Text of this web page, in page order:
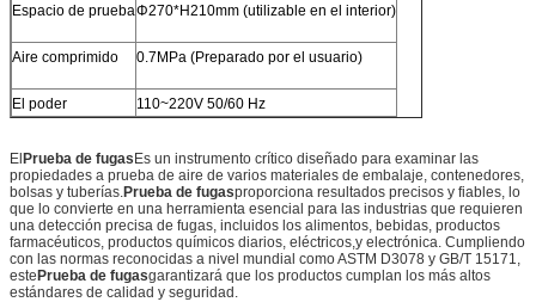
Espacio de pruebaΦ270*H210mm (utilizable en el interior)
Aire comprimido 0.7MPa (Preparado por el usuario)
El poder 110~220V 50/60 Hz
ElPrueba de fugasEs un instrumento crítico diseñado para examinar las
propiedades a prueba de aire de varios materiales de embalaje, contenedores,
bolsas y tuberías.Prueba de fugasproporciona resultados precisos y fiables, lo
que lo convierte en una herramienta esencial para las industrias que requieren
una detección precisa de fugas, incluidos los alimentos, bebidas, productos
farmacéuticos, productos químicos diarios, eléctricos,y electrónica. Cumpliendo
con las normas reconocidas a nivel mundial como ASTM D3078 y GB/T 15171,
estePrueba de fugasgarantizará que los productos cumplan los más altos
estándares de calidad y seguridad.